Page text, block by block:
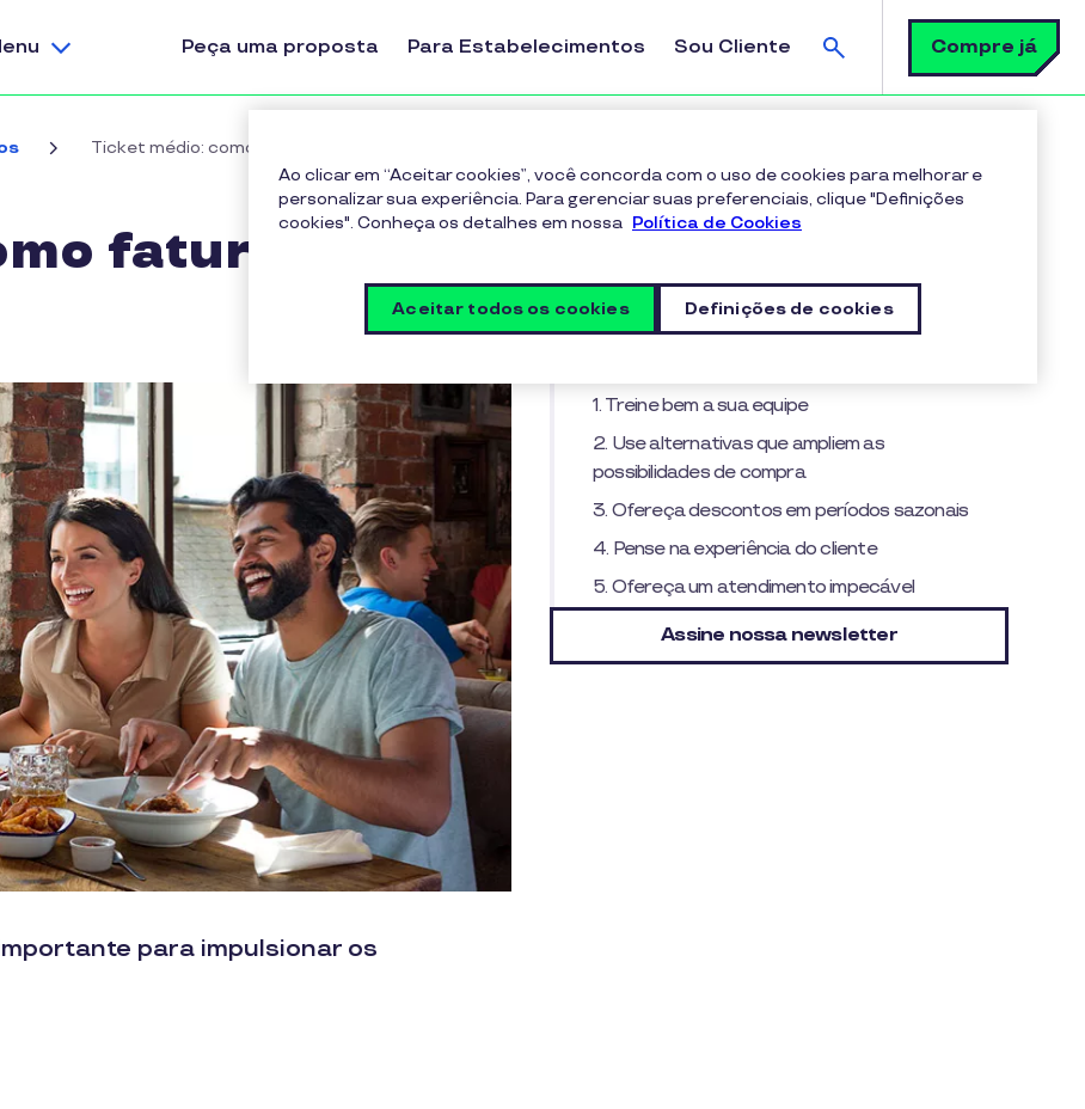
Peça uma proposta Para Estabelecimentos Sou Cliente
Busca
Compre já
Ticket médio: como faturar mais
faturar mais
para impulsionar os
Sumário
O que é ticket médio?
Como calcular o ticket médio?
1. Treine bem a sua equipe
2. Use alternativas que ampliem as
possibilidades de compra
3. Ofereça descontos em períodos sazonais
4. Pense na experiência do cliente
5. Ofereça um atendimento impecável
Assine nossa newsletter
Ao clicar em “Aceitar cookies”, você concorda com o uso de cookies para melhorar e
personalizar sua experiência. Para gerenciar suas preferenciais, clique "Definições
cookies". Conheça os detalhes em nossa Política de Cookies
Definições de cookies
Aceitar todos os cookies